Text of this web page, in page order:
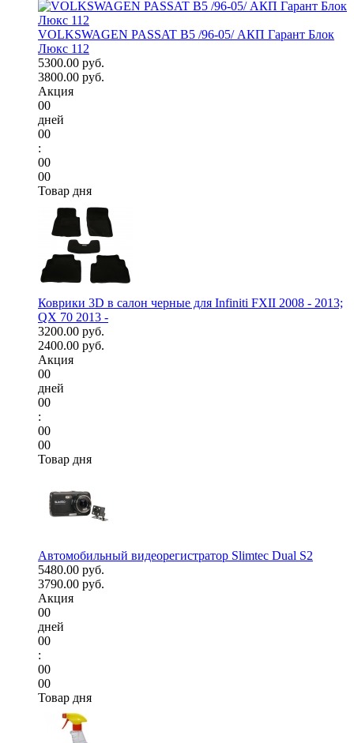
VOLKSWAGEN PASSAT B5 /96-05/ АКП Гарант Блок
Люкс 112
5300.00 руб.
3800.00 руб.
Акция
00
дней
00
:
00
00
Товар дня
Коврики 3D в салон черные для Infiniti FXII 2008 - 2013;
QX 70 2013 -
3200.00 руб.
2400.00 руб.
Акция
00
дней
00
:
00
00
Товар дня
Автомобильный видеорегистратор Slimtec Dual S2
5480.00 руб.
3790.00 руб.
Акция
00
дней
00
:
00
00
Товар дня